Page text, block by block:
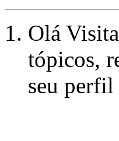
Olá
tópicos,
seu